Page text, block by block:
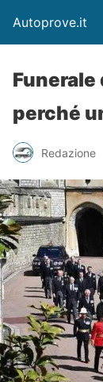
Autoprove.it
Funerale
perché
Redazione